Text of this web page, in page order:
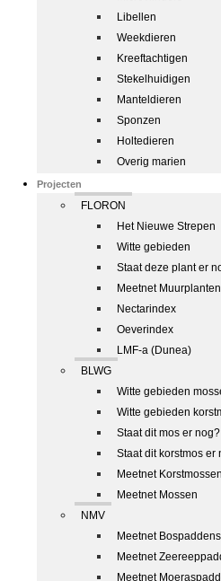
Libellen
Weekdieren
Kreeftachtigen
Stekelhuidigen
Manteldieren
Sponzen
Holtedieren
Overig marien
Projecten
FLORON
Het Nieuwe Strepen
Witte gebieden
Staat deze plant er
Meetnet Muurplanten
Nectarindex
Oeverindex
LMF-a (Dunea)
BLWG
Witte gebieden
Witte gebieden
Staat dit mos er nog?
Staat dit korstmos er
Meetnet Korstmossen
Meetnet Mossen
NMV
Meetnet
Meetnet
Meetnet